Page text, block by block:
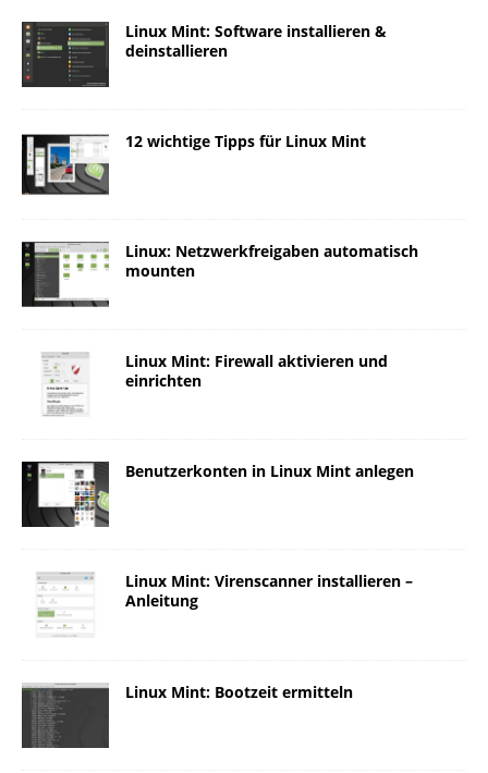
Linux Mint: Software installieren &
deinstallieren
12 wichtige Tipps für Linux Mint
Linux: Netzwerkfreigaben automatisch
mounten
Linux Mint: Firewall aktivieren und
einrichten
Benutzerkonten in Linux Mint anlegen
Linux Mint: Virenscanner installieren –
Anleitung
Linux Mint: Bootzeit ermitteln